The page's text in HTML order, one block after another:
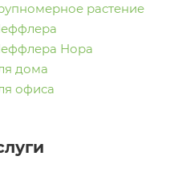
растение
Нора
дома
офиса